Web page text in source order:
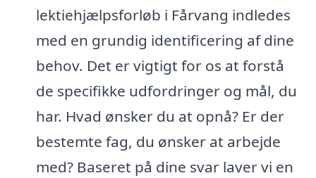
lektiehjælpsforløb i Fårvang indledes
med en grundig identificering af dine
behov. Det er vigtigt for os at forstå
de specifikke udfordringer og mål, du
har. Hvad ønsker du at opnå? Er der
bestemte fag, du ønsker at arbejde
med? Baseret på dine svar laver vi en